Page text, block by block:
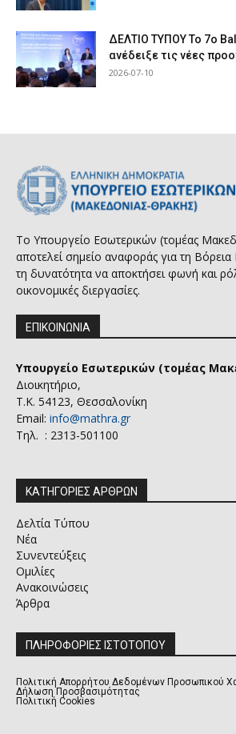
ΔΕΛΤΙΟ ΤΥΠΟΥ Το 7ο
ανέδειξε τις νέες
2026-07-10
Το Υπουργείο Εσωτερικών (τομέας
αποτελεί σημείο αναφοράς για τη Βόρεια
τη δυνατότητα να αποκτήσει φωνή και
οικονομικές διεργασίες.
ΕΠΙΚΟΙΝΩΝΙΑ
Υπουργείο Εσωτερικών (τομέας
Διοικητήριο,
Τ.Κ. 54123, Θεσσαλονίκη
Email: info@mathra.gr
Τηλ. : 2313-501100
ΚΑΤΗΓΟΡΙΕΣ ΑΡΘΡΩΝ
Δελτία Τύπου
Νέα
Συνεντεύξεις
Ομιλίες
Ανακοινώσεις
Άρθρα
ΠΛΗΡΟΦΟΡΙΕΣ ΙΣΤΟΤΟΠΟΥ
Πολιτική Απορρήτου Δεδομένων Προσωπικού
Δήλωση Προσβασιμότητας
Πολιτική Cookies